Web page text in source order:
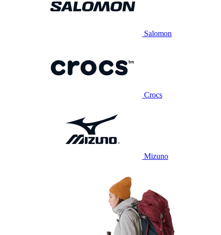
Salomon
Crocs
Mizuno